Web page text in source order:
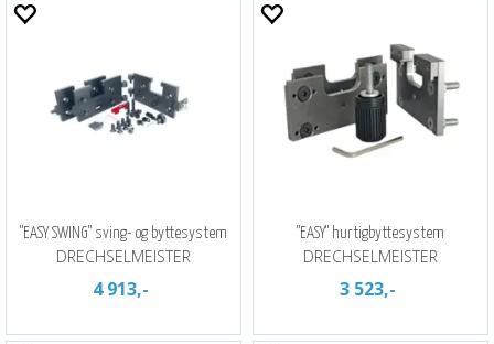
"EASY SWING" sving- og byttesystem
DRECHSELMEISTER
4 913,-
"EASY" hurtigbyttesystem
DRECHSELMEISTER
3 523,-